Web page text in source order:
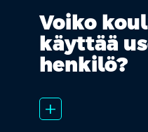
Voiko
käyttää
henkilö?
add_2